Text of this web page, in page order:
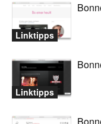
Linktipps
Linktipps